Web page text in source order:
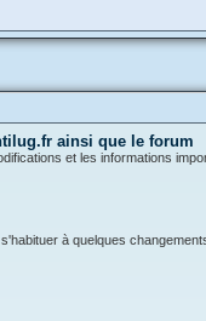
ainsi que le forum
et les informations
à quelques